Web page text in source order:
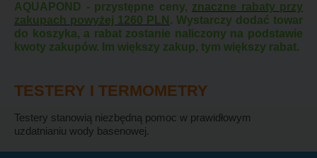
AQUAPOND - przystępne ceny, znaczne rabaty przy
zakupach powyżej 1260 PLN . Wystarczy dodać towar
do koszyka, a rabat zostanie naliczony na podstawie
kwoty zakupów. Im większy zakup, tym większy rabat.
TESTERY I TERMOMETRY
Testery stanowią niezbędną pomoc w prawidłowym
uzdatnianiu wody basenowej.